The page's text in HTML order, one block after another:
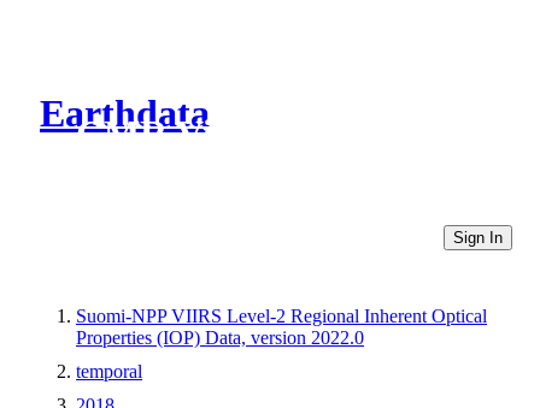
Earthdata
CMR Virtual Directories
Sign In
Suomi-NPP VIIRS Level-2 Regional Inherent Optical
Properties (IOP) Data, version 2022.0
temporal